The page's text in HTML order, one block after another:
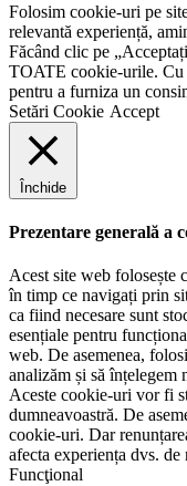
Folosim cookie-uri pe
relevantă experiență,
Făcând clic pe
TOATE cookie-urile. Cu
pentru a furniza un
Setări Cookie Accept
Închide
Prezentare generală a
Acest site web folosește
în timp ce navigați prin
ca fiind necesare sunt
esențiale pentru
web. De asemenea,
analizăm și să înțelegem
Aceste cookie-uri vor fi
dumneavoastră. De
cookie-uri. Dar
afecta experiența dvs. de
Funcţional